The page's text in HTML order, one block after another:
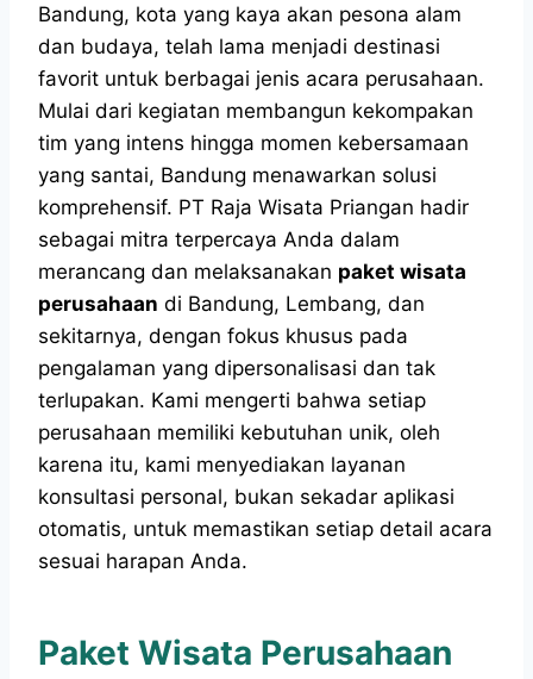
Bandung, kota yang kaya akan pesona alam
dan budaya, telah lama menjadi destinasi
favorit untuk berbagai jenis acara perusahaan.
Mulai dari kegiatan membangun kekompakan
tim yang intens hingga momen kebersamaan
yang santai, Bandung menawarkan solusi
komprehensif. PT Raja Wisata Priangan hadir
sebagai mitra terpercaya Anda dalam
merancang dan melaksanakan paket wisata
perusahaan di Bandung, Lembang, dan
sekitarnya, dengan fokus khusus pada
pengalaman yang dipersonalisasi dan tak
terlupakan. Kami mengerti bahwa setiap
perusahaan memiliki kebutuhan unik, oleh
karena itu, kami menyediakan layanan
konsultasi personal, bukan sekadar aplikasi
otomatis, untuk memastikan setiap detail acara
sesuai harapan Anda.
Paket Wisata Perusahaan